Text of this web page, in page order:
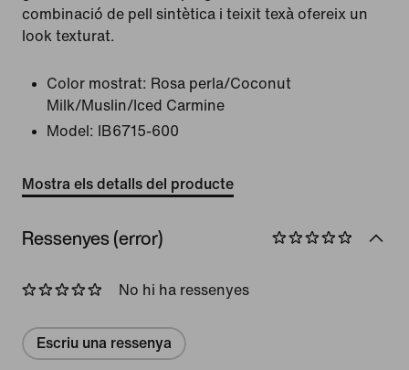
combinació de pell sintètica i teixit texà ofereix un
look texturat.
Color mostrat: Rosa perla/Coconut
Milk/Muslin/Iced Carmine
Model:
IB6715-600
Mostra els detalls del producte
Ressenyes (error)
No hi ha ressenyes
Escriu una ressenya